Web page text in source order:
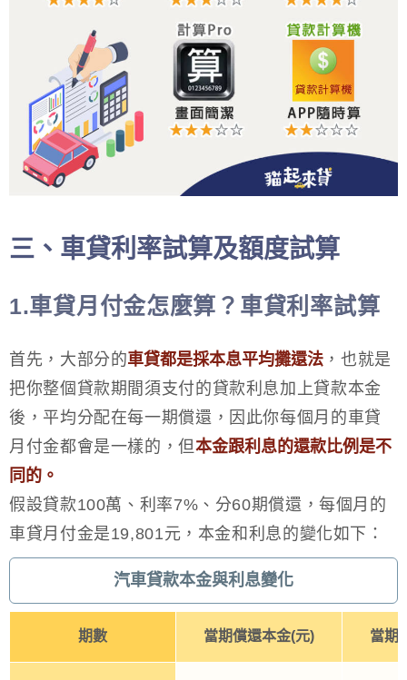
三、車貸利率試算及額度試算
1.車貸月付金怎麼算？車貸利率試算
首先，大部分的車貸都是採本息平均攤還法 ，也就是
把你整個貸款期間須支付的貸款利息加上貸款本金
後，平均分配在每一期償還，因此你每個月的車貸
月付金都會是一樣的，但本金跟利息的還款比例是不
同的。
假設貸款100萬、利率7%、分60期償還，每個月的
車貸月付金是19,801元，本金和利息的變化如下：
汽車貸款本金與利息變化
期數 當期償還本金(元) 當期